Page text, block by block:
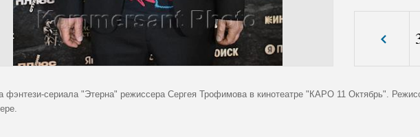
фэнтези-сериала "Этерна" режиссера Сергея Трофимова в кинотеатре "КАРО 11 Октябрь".